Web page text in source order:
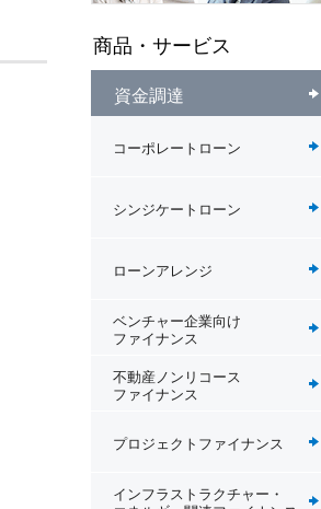
商品・サービス
資金調達
コーポレートローン
シンジケートローン
ローンアレンジ
ベンチャー企業向け
ファイナンス
不動産ノンリコース
ファイナンス
プロジェクトファイナンス
インフラストラクチャー・